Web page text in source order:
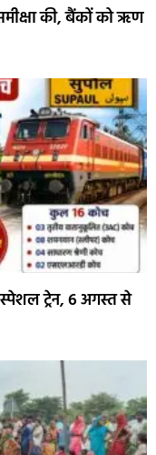
की, बैंकों को ऋण
ट्रेन, 6 अगस्त से